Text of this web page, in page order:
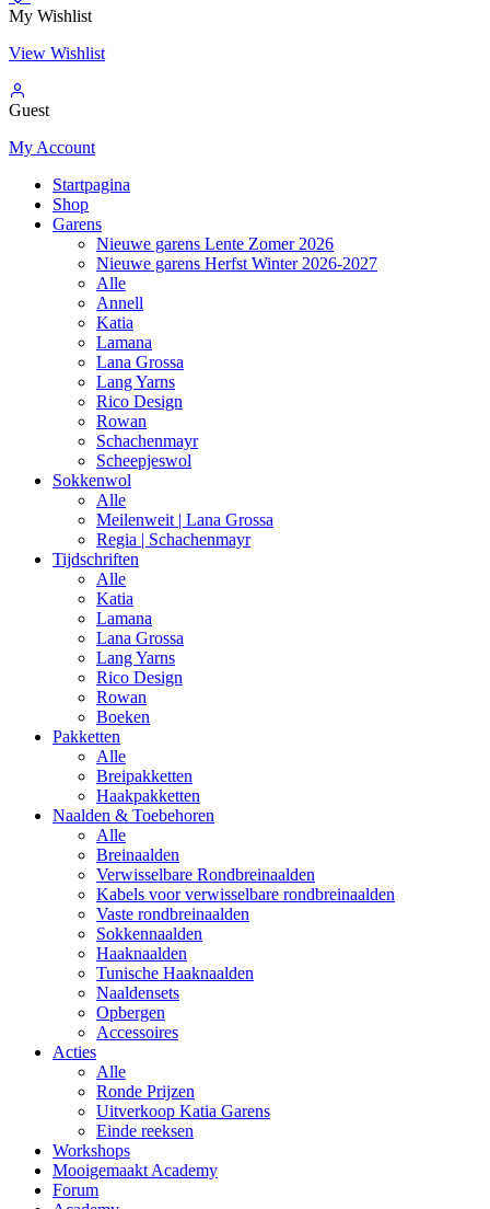
My Wishlist
View Wishlist
Guest
My Account
Startpagina
Shop
Garens
Nieuwe garens Lente Zomer 2026
Nieuwe garens Herfst Winter 2026-2027
Alle
Annell
Katia
Lamana
Lana Grossa
Lang Yarns
Rico Design
Rowan
Schachenmayr
Scheepjeswol
Sokkenwol
Alle
Meilenweit | Lana Grossa
Regia | Schachenmayr
Tijdschriften
Alle
Katia
Lamana
Lana Grossa
Lang Yarns
Rico Design
Rowan
Boeken
Pakketten
Alle
Breipakketten
Haakpakketten
Naalden & Toebehoren
Alle
Breinaalden
Verwisselbare Rondbreinaalden
Kabels voor verwisselbare rondbreinaalden
Vaste rondbreinaalden
Sokkennaalden
Haaknaalden
Tunische Haaknaalden
Naaldensets
Opbergen
Accessoires
Acties
Alle
Ronde Prijzen
Uitverkoop Katia Garens
Einde reeksen
Workshops
Mooigemaakt Academy
Forum